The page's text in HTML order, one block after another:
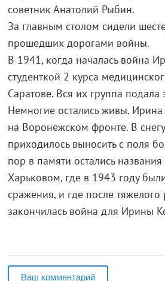
советник Анатолий Рыбин.
За главным столом сидели
прошедших дорогами войны.
В 1941, когда началась война
студенткой 2 курса
Саратове. Вся их группа подала
Немногие остались живы.
на Воронежском фронте. В
приходилось выносить с поля
пор в памяти остались
Харьковом, где в 1943 году
сражения, и где после тяжелого
закончилась война для Ирины
Ваш комментарий